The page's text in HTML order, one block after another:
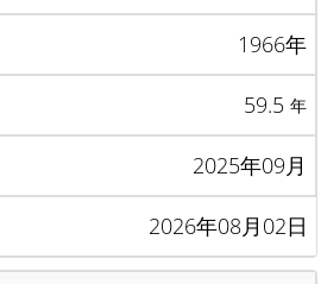
1966年
59.5 年
2025年09月
2026年08月02日